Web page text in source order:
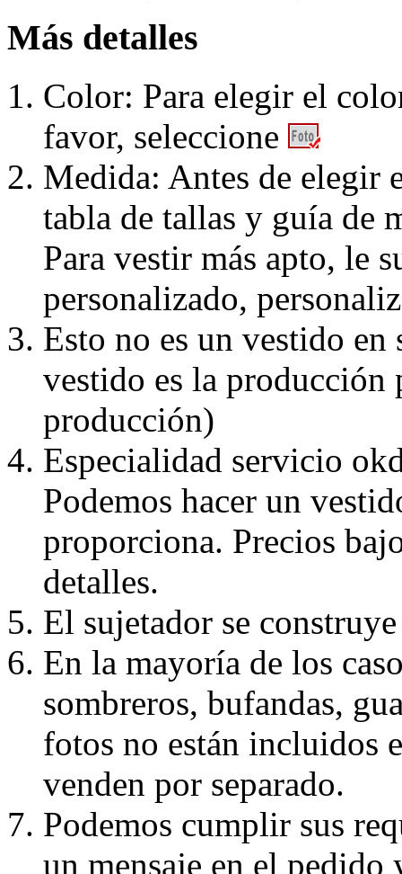
Más detalles
Color: Para elegir el
favor, seleccione
Medida: Antes de elegir
tabla de tallas y guía de
Para vestir más apto, le
personalizado,
Esto no es un vestido
vestido es la producción
producción)
Especialidad servicio
Podemos hacer un
proporciona. Precios
detalles.
El sujetador se
En la mayoría de los
sombreros, bufandas,
fotos no están incluidos
venden por separado.
Podemos cumplir sus
un mensaje en el pedido